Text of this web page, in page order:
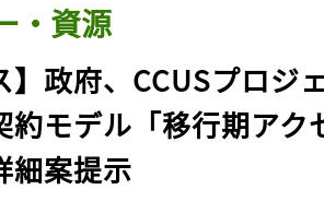
・資源
】政府、CCUSプロジ
約モデル「移行期アク
細案提示